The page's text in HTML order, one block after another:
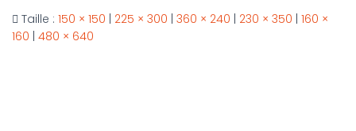
Taille : 150 × 150 | 225 × 300 | 360 × 240 | 230 × 350 | 160 ×
160 | 480 × 640